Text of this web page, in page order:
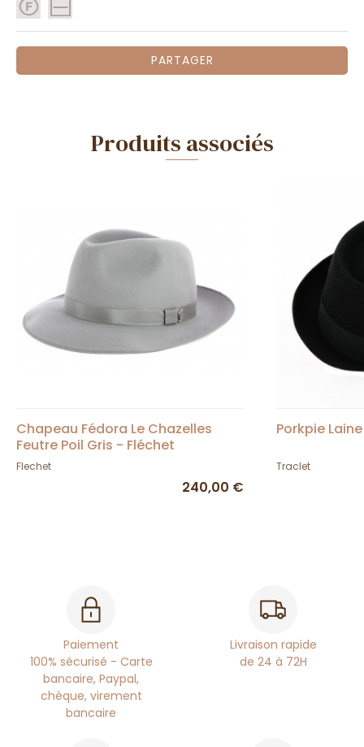
PARTAGER
Produits associés
Chapeau Fédora Le Chazelles
Feutre Poil Gris - Fléchet
Flechet
240,00 €
Porkpie
Traclet
Paiement
100% sécurisé - Carte
bancaire, Paypal,
chèque, virement
bancaire
Livraison rapide
de 24 à 72H